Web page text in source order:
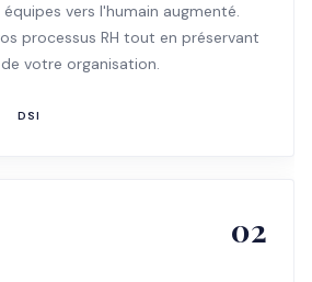
vers l'humain augmenté.
processus RH tout en préservant
votre organisation.
DSI
02